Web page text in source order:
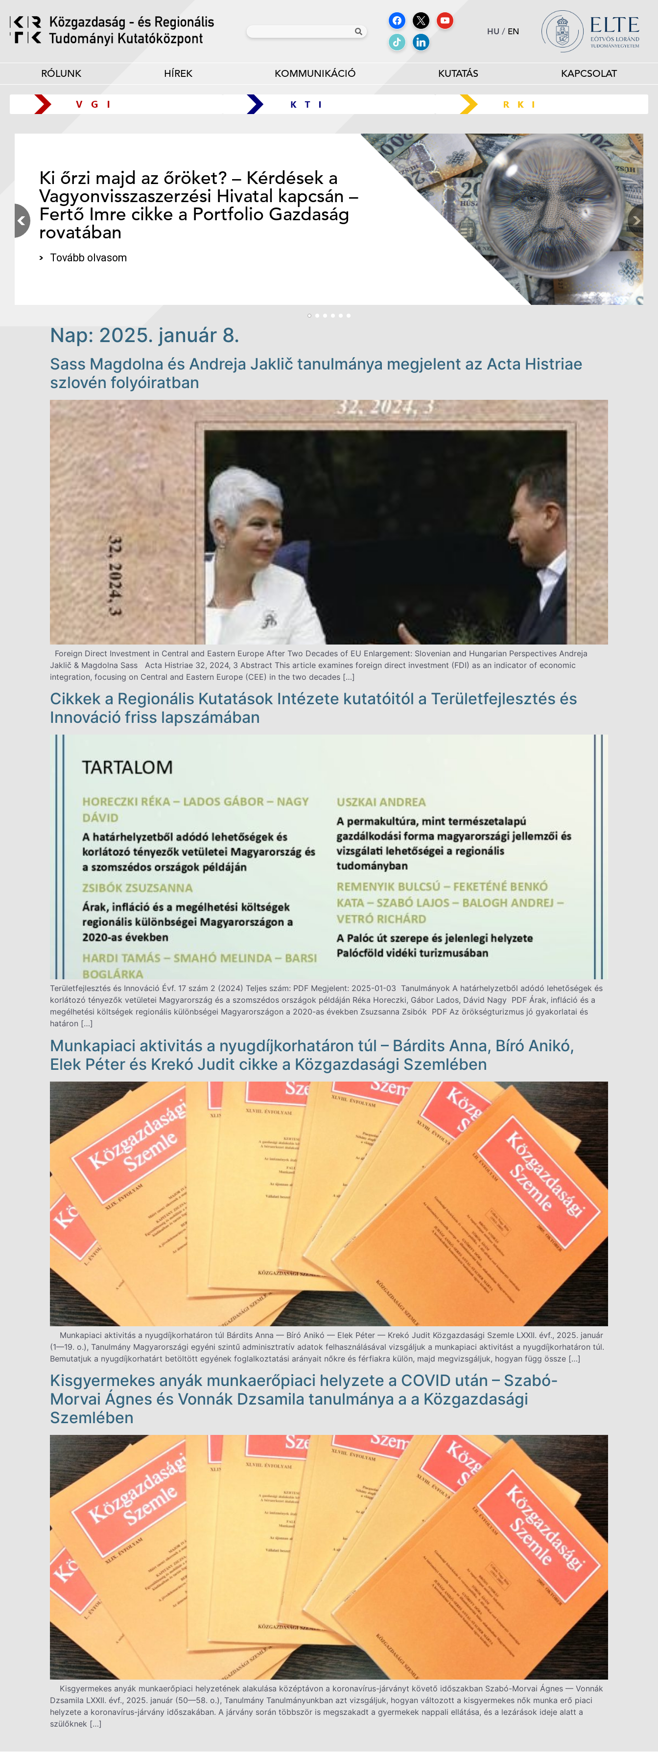
HU / EN
RÓLUNK HÍREK KOMMUNIKÁCIÓ KUTATÁS KAPCSOLAT
Ki őrzi majd az őröket? – Kérdések a
Vagyonvisszaszerzési Hivatal kapcsán –
Fertő Imre cikke a Portfolio Gazdaság
rovatában
Tovább olvasom
Nap: 2025. január 8.
Sass Magdolna és Andreja Jaklič tanulmánya megjelent az Acta Histriae
szlovén folyóiratban
Foreign Direct Investment in Central and Eastern Europe After Two Decades of EU Enlargement: Slovenian and Hungarian Perspectives Andreja
Jaklič & Magdolna Sass Acta Histriae 32, 2024, 3 Abstract This article examines foreign direct investment (FDI) as an indicator of economic
integration, focusing on Central and Eastern Europe (CEE) in the two decades […]
Cikkek a Regionális Kutatások Intézete kutatóitól a Területfejlesztés és
Innováció friss lapszámában
Területfejlesztés és Innováció Évf. 17 szám 2 (2024) Teljes szám: PDF Megjelent: 2025-01-03 Tanulmányok A határhelyzetből adódó lehetőségek és
korlátozó tényezők vetületei Magyarország és a szomszédos országok példáján Réka Horeczki, Gábor Lados, Dávid Nagy PDF Árak, infláció és a
megélhetési költségek regionális különbségei Magyarországon a 2020-as években Zsuzsanna Zsibók PDF Az örökségturizmus jó gyakorlatai és
határon […]
Munkapiaci aktivitás a nyugdíjkorhatáron túl – Bárdits Anna, Bíró Anikó,
Elek Péter és Krekó Judit cikke a Közgazdasági Szemlében
Munkapiaci aktivitás a nyugdíjkorhatáron túl Bárdits Anna — Bíró Anikó — Elek Péter — Krekó Judit Közgazdasági Szemle LXXII. évf., 2025. január
(1—19. o.), Tanulmány Magyarországi egyéni szintű adminisztratív adatok felhasználásával vizsgáljuk a munkapiaci aktivitást a nyugdíjkorhatáron túl.
Bemutatjuk a nyugdíjkorhatárt betöltött egyének foglalkoztatási arányait nőkre és férfiakra külön, majd megvizsgáljuk, hogyan függ össze […]
Kisgyermekes anyák munkaerőpiaci helyzete a COVID után – Szabó-
Morvai Ágnes és Vonnák Dzsamila tanulmánya a a Közgazdasági
Szemlében
Kisgyermekes anyák munkaerőpiaci helyzetének alakulása középtávon a koronavírus-járványt követő időszakban Szabó-Morvai Ágnes — Vonnák
Dzsamila LXXII. évf., 2025. január (50—58. o.), Tanulmány Tanulmányunkban azt vizsgáljuk, hogyan változott a kisgyermekes nők munka erő piaci
helyzete a koronavírus-járvány időszakában. A járvány során többször is megszakadt a gyermekek nappali ellátása, és a lezárások ideje alatt a
szülőknek […]